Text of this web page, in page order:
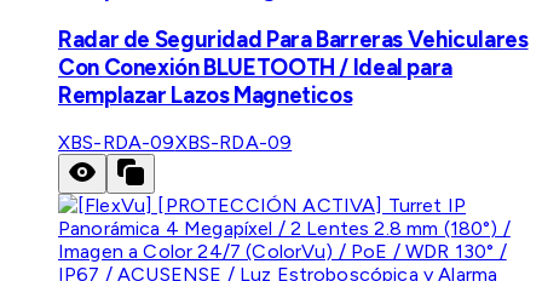
Radar de Seguridad Para Barreras Vehiculares
Con Conexión BLUETOOTH / Ideal para
Remplazar Lazos Magneticos
XBS-RDA-09XBS-RDA-09